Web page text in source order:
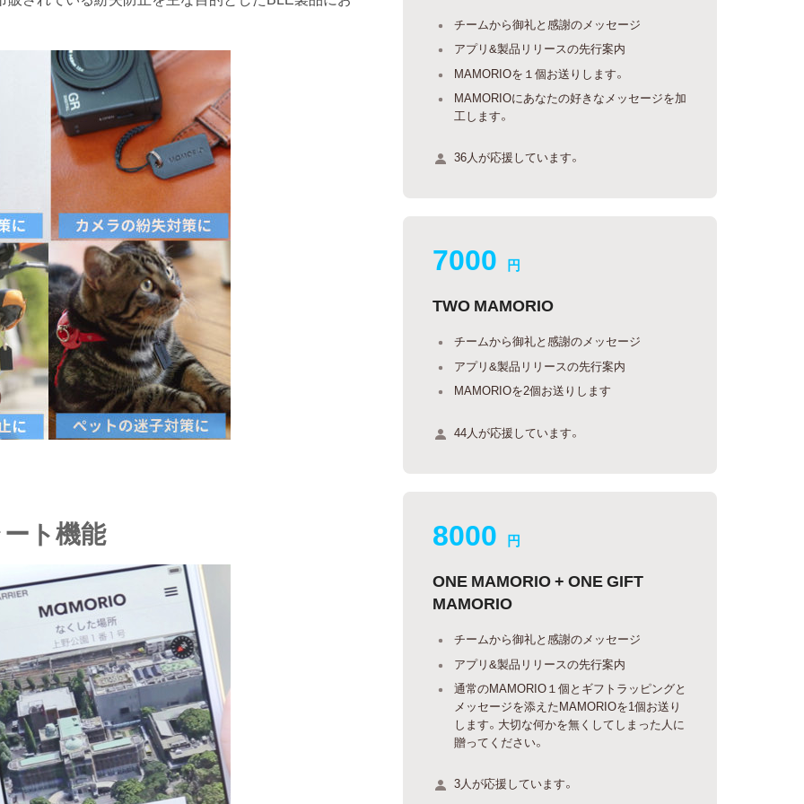
ト機能
チームから御礼と感謝のメッセージ
アプリ&製品リリースの先行案内
MAMORIOを１個お送りします。
MAMORIOにあなたの好きなメッセージを加
工します。
36人が応援しています。
7000 円
TWO MAMORIO
チームから御礼と感謝のメッセージ
アプリ&製品リリースの先行案内
MAMORIOを2個お送りします
44人が応援しています。
8000 円
ONE MAMORIO + ONE GIFT
MAMORIO
チームから御礼と感謝のメッセージ
アプリ&製品リリースの先行案内
通常のMAMORIO１個とギフトラッピングと
メッセージを添えたMAMORIOを1個お送り
します。大切な何かを無くしてしまった人に
贈ってください。
3人が応援しています。